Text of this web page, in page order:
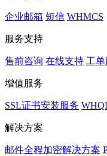
企业邮箱 短信 WHMCS
服务支持
售前咨询 在线支持 工
增值服务
SSL证书安装服务
解决方案
邮件全程加密解决方案